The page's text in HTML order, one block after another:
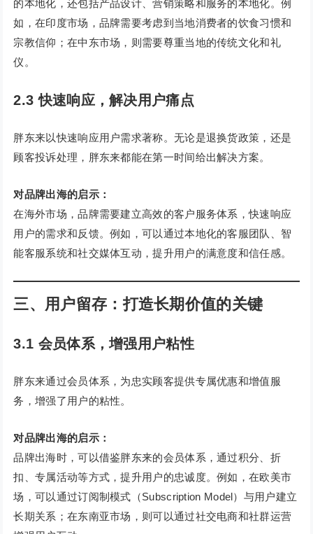
的本地化，还包括产品设计、营销策略和服务的本地化。例
如，在印度市场，品牌需要考虑到当地消费者的饮食习惯和
宗教信仰；在中东市场，则需要尊重当地的传统文化和礼
仪。
2.3 快速响应，解决用户痛点
胖东来以快速响应用户需求著称。无论是退换货政策，还是
顾客投诉处理，胖东来都能在第一时间给出解决方案。
对品牌出海的启示：
在海外市场，品牌需要建立高效的客户服务体系，快速响应
用户的需求和反馈。例如，可以通过本地化的客服团队、智
能客服系统和社交媒体互动，提升用户的满意度和信任感。
三、用户留存：打造长期价值的关键
3.1 会员体系，增强用户粘性
胖东来通过会员体系，为忠实顾客提供专属优惠和增值服
务，增强了用户的粘性。
对品牌出海的启示：
品牌出海时，可以借鉴胖东来的会员体系，通过积分、折
扣、专属活动等方式，提升用户的忠诚度。例如，在欧美市
场，可以通过订阅制模式（Subscription Model）与用户建立
长期关系；在东南亚市场，则可以通过社交电商和社群运营